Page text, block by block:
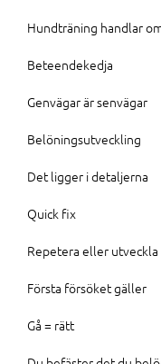
Hundträning handlar
Beteendekedja
Genvägar är senvägar
Belöningsutveckling
Det ligger i detaljerna
Quick fix
Repetera eller
Första försöket gäller
Gå = rätt